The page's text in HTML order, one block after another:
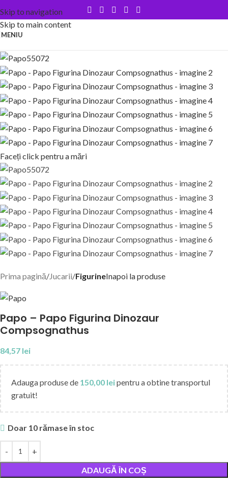
Skip to navigation
Skip to main content
MENIU
Faceți click pentru a mări
Prima pagină Jucarii FigurineInapoi la produse
Papo – Papo Figurina Dinozaur
Compsognathus
84,57 lei
Adauga produse de 150,00 leipentru a obtine transportul
gratuit!
Doar 10 rămase în stoc
ADAUGĂ ÎN COȘ